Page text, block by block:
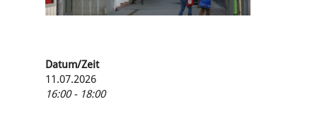
Datum/Zeit
11.07.2026
16:00 - 18:00